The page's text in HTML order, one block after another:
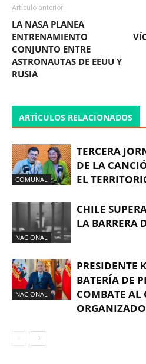
Artículo anterior
LA NASA PLANEA
ENTRENAMIENTO
CONJUNTO ENTRE
ASTRONAUTAS DE EEUU Y
RUSIA
ARTÍCULOS RELACIONADOS
COMUNAL
TERCERA
DE LA
EL
NACIONAL
CHILE
LA BARRERA
NACIONAL
PRESIDENTE
BATERÍA DE
COMBATE AL
ORGANIZADO